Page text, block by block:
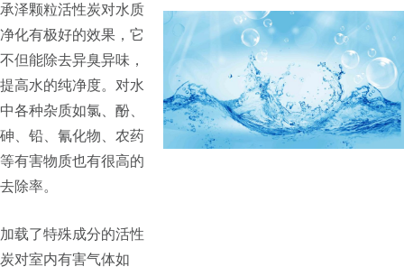
承泽颗粒活性炭对水质
净化有极好的效果，它
不但能除去异臭异味，
提高水的纯净度。对水
中各种杂质如氯、酚、
砷、铅、氰化物、农药
等有害物质也有很高的
去除率。
加载了特殊成分的活性
炭对室内有害气体如